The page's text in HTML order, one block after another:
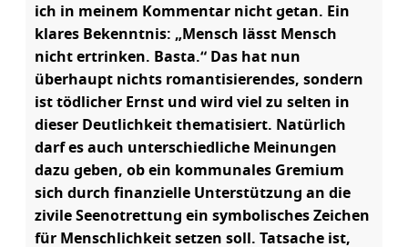
ich in meinem Kommentar nicht getan. Ein
klares Bekenntnis: „Mensch lässt Mensch
nicht ertrinken. Basta.“ Das hat nun
überhaupt nichts romantisierendes, sondern
ist tödlicher Ernst und wird viel zu selten in
dieser Deutlichkeit thematisiert. Natürlich
darf es auch unterschiedliche Meinungen
dazu geben, ob ein kommunales Gremium
sich durch finanzielle Unterstützung an die
zivile Seenotrettung ein symbolisches Zeichen
für Menschlichkeit setzen soll. Tatsache ist,